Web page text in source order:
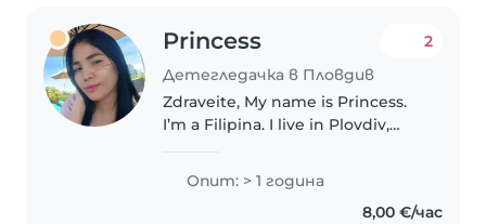
Princess
Детегледачка в Пловдив
2
Zdraveite, My name is Princess.
I’m a Filipina. I live in Plovdiv,
experience taking care of child,
Опит: > 1 година
8,00 €/час